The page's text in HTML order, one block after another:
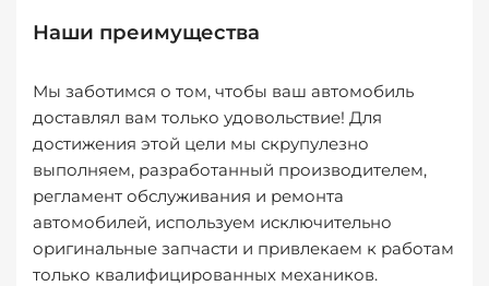
Наши преимущества
Мы заботимся о том, чтобы ваш автомобиль
доставлял вам только удовольствие! Для
достижения этой цели мы скрупулезно
выполняем, разработанный производителем,
регламент обслуживания и ремонта
автомобилей, используем исключительно
оригинальные запчасти и привлекаем к работам
только квалифицированных механиков.